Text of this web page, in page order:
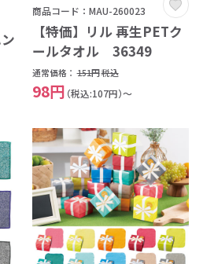
商品コード：MAU-260023
【特価】リル 再生PETク
ールタオル 36349
通常価格： 151円税込
98円 （税込:107円）～